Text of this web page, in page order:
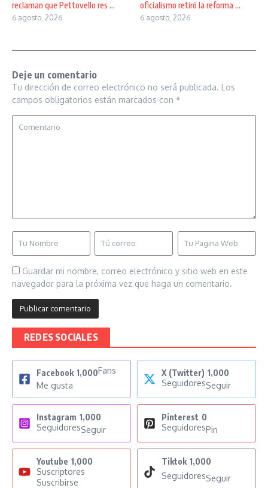
reclaman que Pettovello res ...
6 agosto, 2026
oficialismo retiró la reforma ...
6 agosto, 2026
Deje un comentario
Tu dirección de correo electrónico no será publicada. Los
campos obligatorios están marcados con *
Guardar mi nombre, correo electrónico y sitio web en este
navegador para la próxima vez que haga un comentario.
REDES SOCIALES
Facebook 1,000Fans
Me gusta
X (Twitter) 1,000
SeguidoresSeguir
Instagram 1,000
SeguidoresSeguir
Pinterest 0
SeguidoresPin
Youtube 1,000
Suscriptores
Suscribirse
Tiktok 1,000
SeguidoresSeguir